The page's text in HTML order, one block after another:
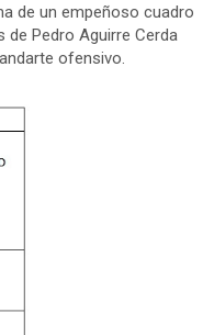
de un empeñoso cuadro
de Pedro Aguirre Cerda
ofensivo.